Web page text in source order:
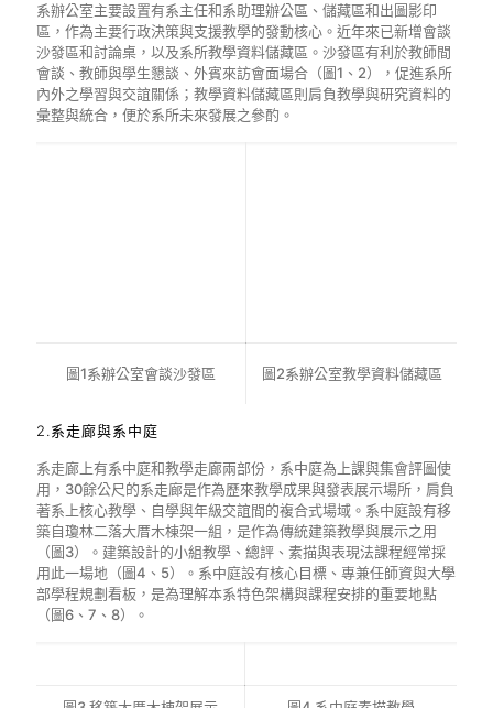
系辦公室主要設置有系主任和系助理辦公區、儲藏區和出圖影印
區，作為主要行政決策與支援教學的發動核心。近年來已新增會談
沙發區和討論桌，以及系所教學資料儲藏區。沙發區有利於教師間
會談、教師與學生懇談、外賓來訪會面場合（圖1、2），促進系所
內外之學習與交誼關係；教學資料儲藏區則肩負教學與研究資料的
彙整與統合，便於系所未來發展之參酌。
圖1系辦公室會談沙發區 圖2系辦公室教學資料儲藏區
2.系走廊與系中庭
系走廊上有系中庭和教學走廊兩部份，系中庭為上課與集會評圖使
用，30餘公尺的系走廊是作為歷來教學成果與發表展示場所，肩負
著系上核心教學、自學與年級交誼間的複合式場域。系中庭設有移
築自瓊林二落大厝木棟架一組，是作為傳統建築教學與展示之用
（圖3）。建築設計的小組教學、總評、素描與表現法課程經常採
用此一場地（圖4、5）。系中庭設有核心目標、專兼任師資與大學
部學程規劃看板，是為理解本系特色架構與課程安排的重要地點
（圖6、7、8）。